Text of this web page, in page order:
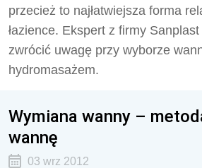
przecież to najłatwiejsza forma
łazience. Ekspert z firmy
zwrócić uwagę przy wyborze
hydromasażem.
Wymiana wanny –
wannę
03 wrz 2012